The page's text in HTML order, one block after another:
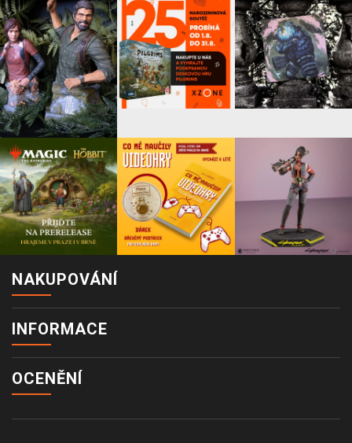
NAKUPOVÁNÍ
INFORMACE
OCENĚNÍ